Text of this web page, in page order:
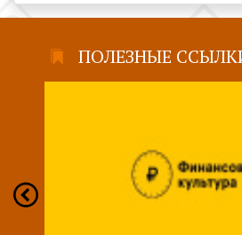
ПОЛЕЗНЫЕ